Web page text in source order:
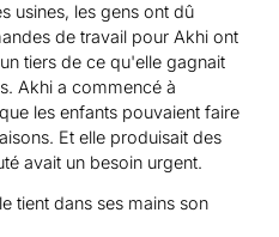
usines, les gens ont dû
de travail pour Akhi ont
tiers de ce qu'elle gagnait
Akhi a commencé à
les enfants pouvaient faire
Et elle produisait des
avait un besoin urgent.